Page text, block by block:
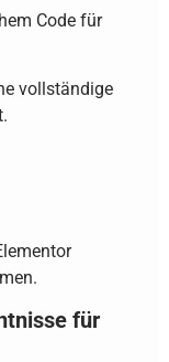
Code für
vollständige
für